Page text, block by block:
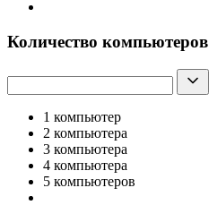
Количество компьютеров
1 компьютер
2 компьютера
3 компьютера
4 компьютера
5 компьютеров